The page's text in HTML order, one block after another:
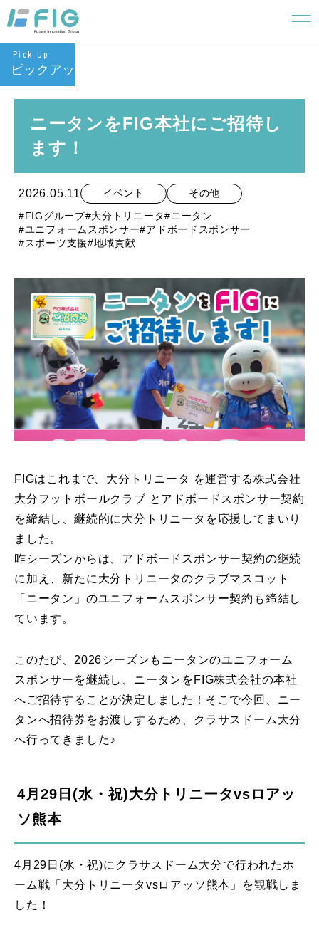
Pick Up
ピックアップ
ニータンをFIG本社にご招待し
ます！
2026.05.11 イベント
その他
#FIGグループ#大分トリニータ#ニータン
#ユニフォームスポンサー#アドボードスポンサー
#スポーツ支援#地域貢献
FIGはこれまで、大分トリニータ を運営する株式会社
大分フットボールクラブ とアドボードスポンサー契約
を締結し、継続的に大分トリニータを応援してまいり
ました。
昨シーズンからは、アドボードスポンサー契約の継続
に加え、新たに大分トリニータのクラブマスコット
「ニータン」のユニフォームスポンサー契約も締結し
ています。
このたび、2026シーズンもニータンのユニフォーム
スポンサーを継続し、ニータンをFIG株式会社の本社
へご招待することが決定しました！そこで今回、ニー
タンへ招待券をお渡しするため、クラサスドーム大分
へ行ってきました♪
4月29日(水・祝)大分トリニータvsロアッ
ソ熊本
4月29日(水・祝)にクラサスドーム大分で行われたホ
ーム戦「大分トリニータvsロアッソ熊本」を観戦しま
した！